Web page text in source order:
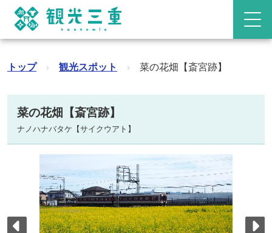
トップ › 観光スポット › 菜の花畑【斎宮跡】
菜の花畑【斎宮跡】
ナノハナバタケ【サイクウアト】